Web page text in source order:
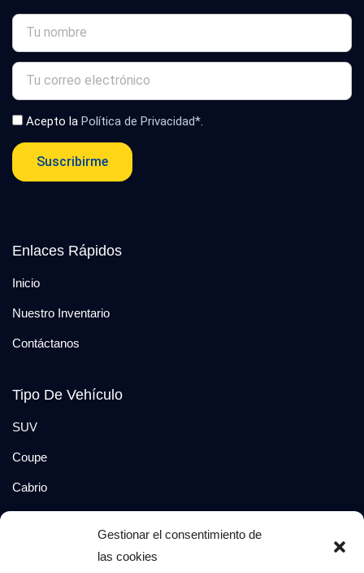
Gestionar el consentimiento de
las cookies
Acepto la Política de Privacidad*
Suscribirme
Enlaces Rápidos
Inicio
Nuestro Inventario
Contáctanos
Tipo De Vehículo
SUV
Coupe
Cabrio